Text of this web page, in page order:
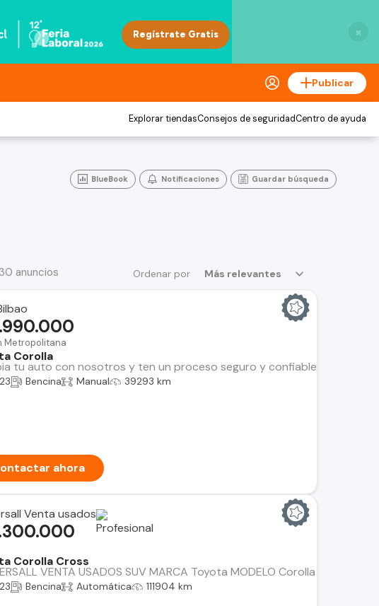
×
Publicar
Explorar tiendasConsejos de seguridadCentro de ayuda
BlueBook Notificaciones Guardar búsqueda
Ordenar por Más relevantes
anuncios
Metropolitana
Corolla
tu auto con nosotros y ten un proceso seguro y confiable. Encuentra
Bencina Manual 39293 km
ahora
Venta usados
Corolla Cross
VENTA USADOS SUV MARCA Toyota MODELO Corolla Cross CVT
Bencina Automática 111904 km